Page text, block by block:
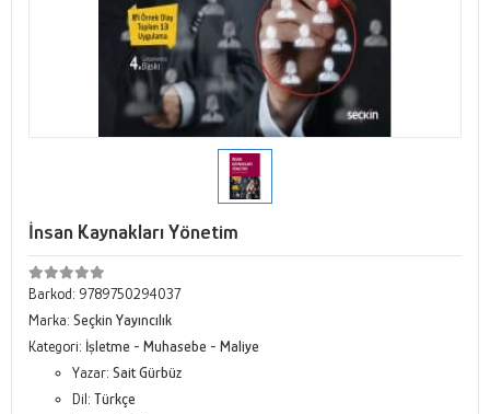
İnsan Kaynakları Yönetim
Barkod: 9789750294037
Marka: Seçkin Yayıncılık
Kategori: İşletme - Muhasebe - Maliye
Yazar: Sait Gürbüz
Dil: Türkçe